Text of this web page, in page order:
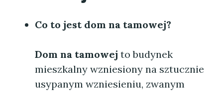
Co to jest dom na tamowej?
Dom na tamowej to budynek
mieszkalny wzniesiony na sztucznie
usypanym wzniesieniu, zwanym